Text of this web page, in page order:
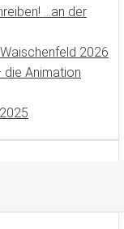
…an der
2026
Animation